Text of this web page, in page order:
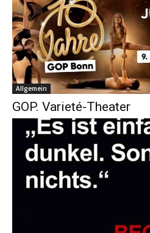
Allgemein
GOP. Varieté-Theater